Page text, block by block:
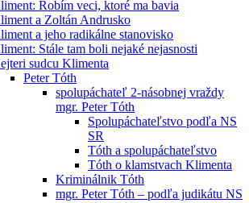
Robím veci, ktoré ma bavia
a Zoltán Andrusko
a jeho radikálne stanovisko
Stále tam boli nejaké nejasnosti
sudcu Klimenta
Peter Tóth
spolupáchateľ 2-násobnej vraždy
mgr. Peter Tóth
Spolupáchateľstvo podľa NS
SR
Tóth a spolupáchateľstvo
Tóth o klamstvach Klimenta
Kriminálnik Tóth
mgr. Peter Tóth – podľa judikátu NS